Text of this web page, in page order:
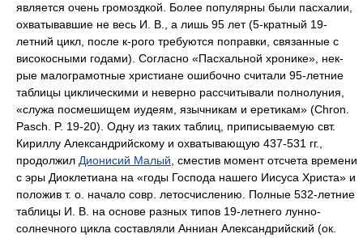
является очень громоздкой. Более популярны были пасхалии,
охватывавшие не весь И. В., а лишь 95 лет (5-кратный 19-
летний цикл, после к-рого требуются поправки, связанные с
високосными годами). Согласно «Пасхальной хронике», нек-
рые малограмотные христиане ошибочно считали 95-летние
таблицы циклическими и неверно рассчитывали полнолуния,
«служа посмешищем иудеям, язычникам и еретикам» (Chron.
Pasch. P. 19-20). Одну из таких таблиц, приписываемую свт.
Кириллу Александрийскому и охватывающую 437-531 гг.,
продолжил Дионисий Малый , сместив момент отсчета времени
с эры Диоклетиана на «годы Господа нашего Иисуса Христа» и
положив т. о. начало совр. летосчислению. Полные 532-летние
таблицы И. В. на основе разных типов 19-летнего лунно-
солнечного цикла составляли Анниан Александрийский (ок.